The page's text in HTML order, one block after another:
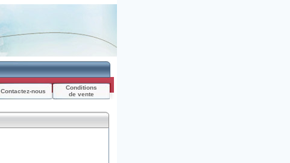
Contactez-nous
Conditions
de vente